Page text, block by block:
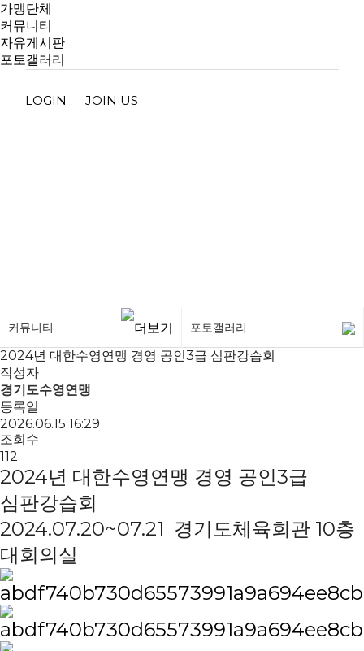
가맹단체
커뮤니티
자유게시판
포토갤러리
LOGIN JOIN US
커뮤니티 포토갤러리
2024년 대한수영연맹 경영 공인3급 심판강습회
작성자
경기도수영연맹
등록일
2026.06.15 16:29
조회수
112
2024년 대한수영연맹 경영 공인3급
심판강습회
2024.07.20~07.21 경기도체육회관 10층
대회의실